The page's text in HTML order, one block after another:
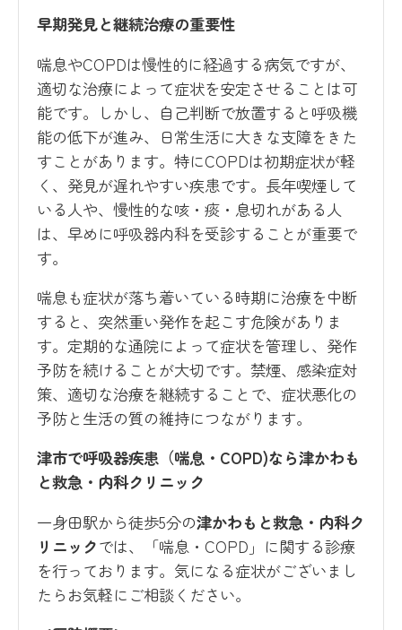
早期発見と継続治療の重要性
喘息やCOPDは慢性的に経過する病気ですが、
適切な治療によって症状を安定させることは可
能です。しかし、自己判断で放置すると呼吸機
能の低下が進み、日常生活に大きな支障をきた
すことがあります。特にCOPDは初期症状が軽
く、発見が遅れやすい疾患です。長年喫煙して
いる人や、慢性的な咳・痰・息切れがある人
は、早めに呼吸器内科を受診することが重要で
す。
喘息も症状が落ち着いている時期に治療を中断
すると、突然重い発作を起こす危険がありま
す。定期的な通院によって症状を管理し、発作
予防を続けることが大切です。禁煙、感染症対
策、適切な治療を継続することで、症状悪化の
予防と生活の質の維持につながります。
津市で呼吸器疾患（喘息・COPD)なら津かわも
と救急・内科クリニック
一身田駅から徒歩5分の津かわもと救急・内科ク
リニックでは、「喘息・COPD」に関する診療
を行っております。気になる症状がございまし
たらお気軽にご相談ください。